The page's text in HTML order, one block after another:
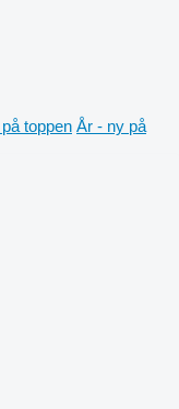
toppen År - ny på